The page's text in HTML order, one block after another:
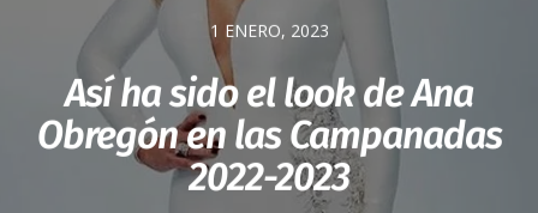
1 ENERO, 2023
Así ha sido el look de Ana
Obregón en las Campanadas
2022-2023